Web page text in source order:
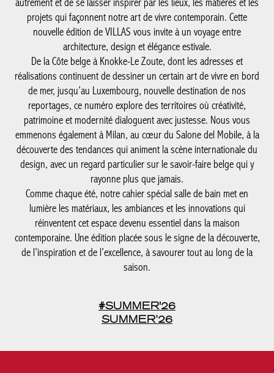
autrement et de se laisser inspirer par les lieux, les matières et les
projets qui façonnent notre art de vivre contemporain. Cette
nouvelle édition de VILLAS vous invite à un voyage entre
architecture, design et élégance estivale.
De la Côte belge à Knokke-Le Zoute, dont les adresses et
réalisations continuent de dessiner un certain art de vivre en bord
de mer, jusqu’au Luxembourg, nouvelle destination de nos
reportages, ce numéro explore des territoires où créativité,
patrimoine et modernité dialoguent avec justesse. Nous vous
emmenons également à Milan, au cœur du Salone del Mobile, à la
découverte des tendances qui animent la scène internationale du
design, avec un regard particulier sur le savoir-faire belge qui y
rayonne plus que jamais.
Comme chaque été, notre cahier spécial salle de bain met en
lumière les matériaux, les ambiances et les innovations qui
réinventent cet espace devenu essentiel dans la maison
contemporaine. Une édition placée sous le signe de la découverte,
de l’inspiration et de l’excellence, à savourer tout au long de la
saison.
#SUMMER'26
SUMMER’26